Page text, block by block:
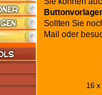
Sollten Sie
Mail oder
16 x